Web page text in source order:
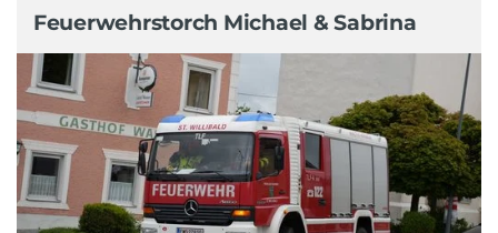
Feuerwehrstorch Michael & Sabrina